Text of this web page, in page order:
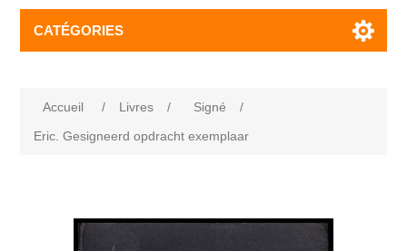
CATÉGORIES
Accueil / Livres / Signé
/
Eric. Gesigneerd opdracht exemplaar